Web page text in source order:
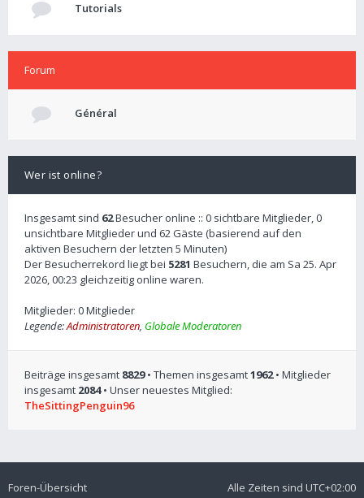
Tutorials
Forum
Général
Wer ist online?
Insgesamt sind 62Besucher online :: 0 sichtbare Mitglieder, 0
unsichtbare Mitglieder und 62 Gäste (basierend auf den
aktiven Besuchern der letzten 5 Minuten)
Der Besucherrekord liegt bei 5281 Besuchern, die am Sa 25. Apr
2026, 00:23 gleichzeitig online waren.
Mitglieder: 0 Mitglieder
Legende:Administratoren, Globale Moderatoren
Beiträge insgesamt 8829• Themen insgesamt1962• Mitglieder
insgesamt 2084• Unser neuestes Mitglied:
TheSittingPenguin96
Foren-Übersicht Alle Zeiten sind UTC+02:00